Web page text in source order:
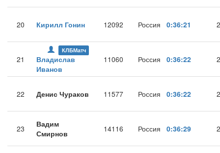
20 Кирилл Гонин 12092 Россия 0:36:21
21
КЛБМатч
Владислав
Иванов
11060 Россия 0:36:22
22 Денис Чураков 11577 Россия 0:36:22
23
Вадим
Смирнов
14116 Россия 0:36:29